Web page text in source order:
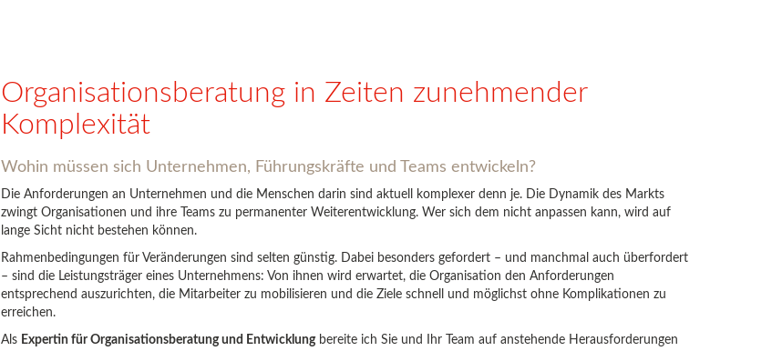
Organisationsberatung in Zeiten zunehmender
Komplexität
Wohin müssen sich Unternehmen, Führungskräfte und Teams entwickeln?
Die Anforderungen an Unternehmen und die Menschen darin sind aktuell komplexer denn je. Die Dynamik des Markts
zwingt Organisationen und ihre Teams zu permanenter Weiterentwicklung. Wer sich dem nicht anpassen kann, wird auf
lange Sicht nicht bestehen können.
Rahmenbedingungen für Veränderungen sind selten günstig. Dabei besonders gefordert – und manchmal auch überfordert
– sind die Leistungsträger eines Unternehmens: Von ihnen wird erwartet, die Organisation den Anforderungen
entsprechend auszurichten, die Mitarbeiter zu mobilisieren und die Ziele schnell und möglichst ohne Komplikationen zu
erreichen.
Als Expertin für Organisationsberatung und Entwicklungbereite ich Sie und Ihr Team auf anstehende Herausforderungen